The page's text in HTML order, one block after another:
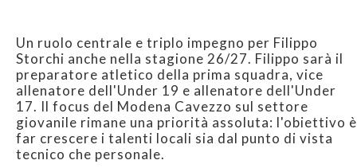
Un ruolo centrale e triplo impegno per Filippo
Storchi anche nella stagione 26/27. Filippo sarà il
preparatore atletico della prima squadra, vice
allenatore dell'Under 19 e allenatore dell'Under
17. Il focus del Modena Cavezzo sul settore
giovanile rimane una priorità assoluta: l'obiettivo è
far crescere i talenti locali sia dal punto di vista
tecnico che personale.